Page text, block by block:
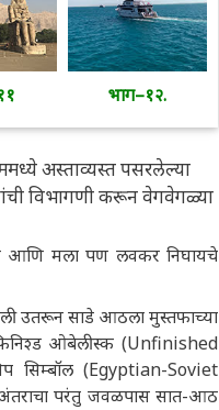
भाग–१२.
अस्ताव्यस्त पसरलेल्या
विभागणी करून वेगवेगळ्या
आणि मला पण लवकर निघायचे
उतरून साडे आठला मुस्तफाच्या
ओबेलीस्क (Unfinished
सिम्बॉल (Egyptian-Soviet
परंतु जवळपास सात-आठ